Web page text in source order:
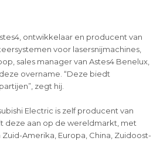
ontwikkelaar en producent van
voor lasersnijmachines,
sales manager van Astes4 Benelux,
overname. “Deze biedt
zegt hij.
Electric is zelf producent van
deze aan op de wereldmarkt, met
Amerika, Europa, China, Zuidoost-